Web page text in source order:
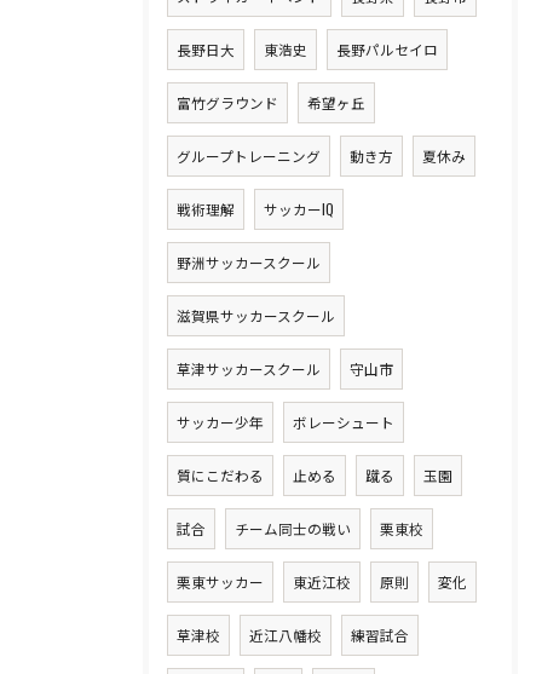
長野日大 東浩史 長野パルセイロ
富竹グラウンド 希望ヶ丘
グループトレーニング 動き方 夏休み
戦術理解 サッカーIQ
野洲サッカースクール
滋賀県サッカースクール
草津サッカースクール 守山市
サッカー少年 ボレーシュート
質にこだわる 止める 蹴る 玉園
試合 チーム同士の戦い 栗東校
栗東サッカー 東近江校 原則 変化
草津校 近江八幡校 練習試合